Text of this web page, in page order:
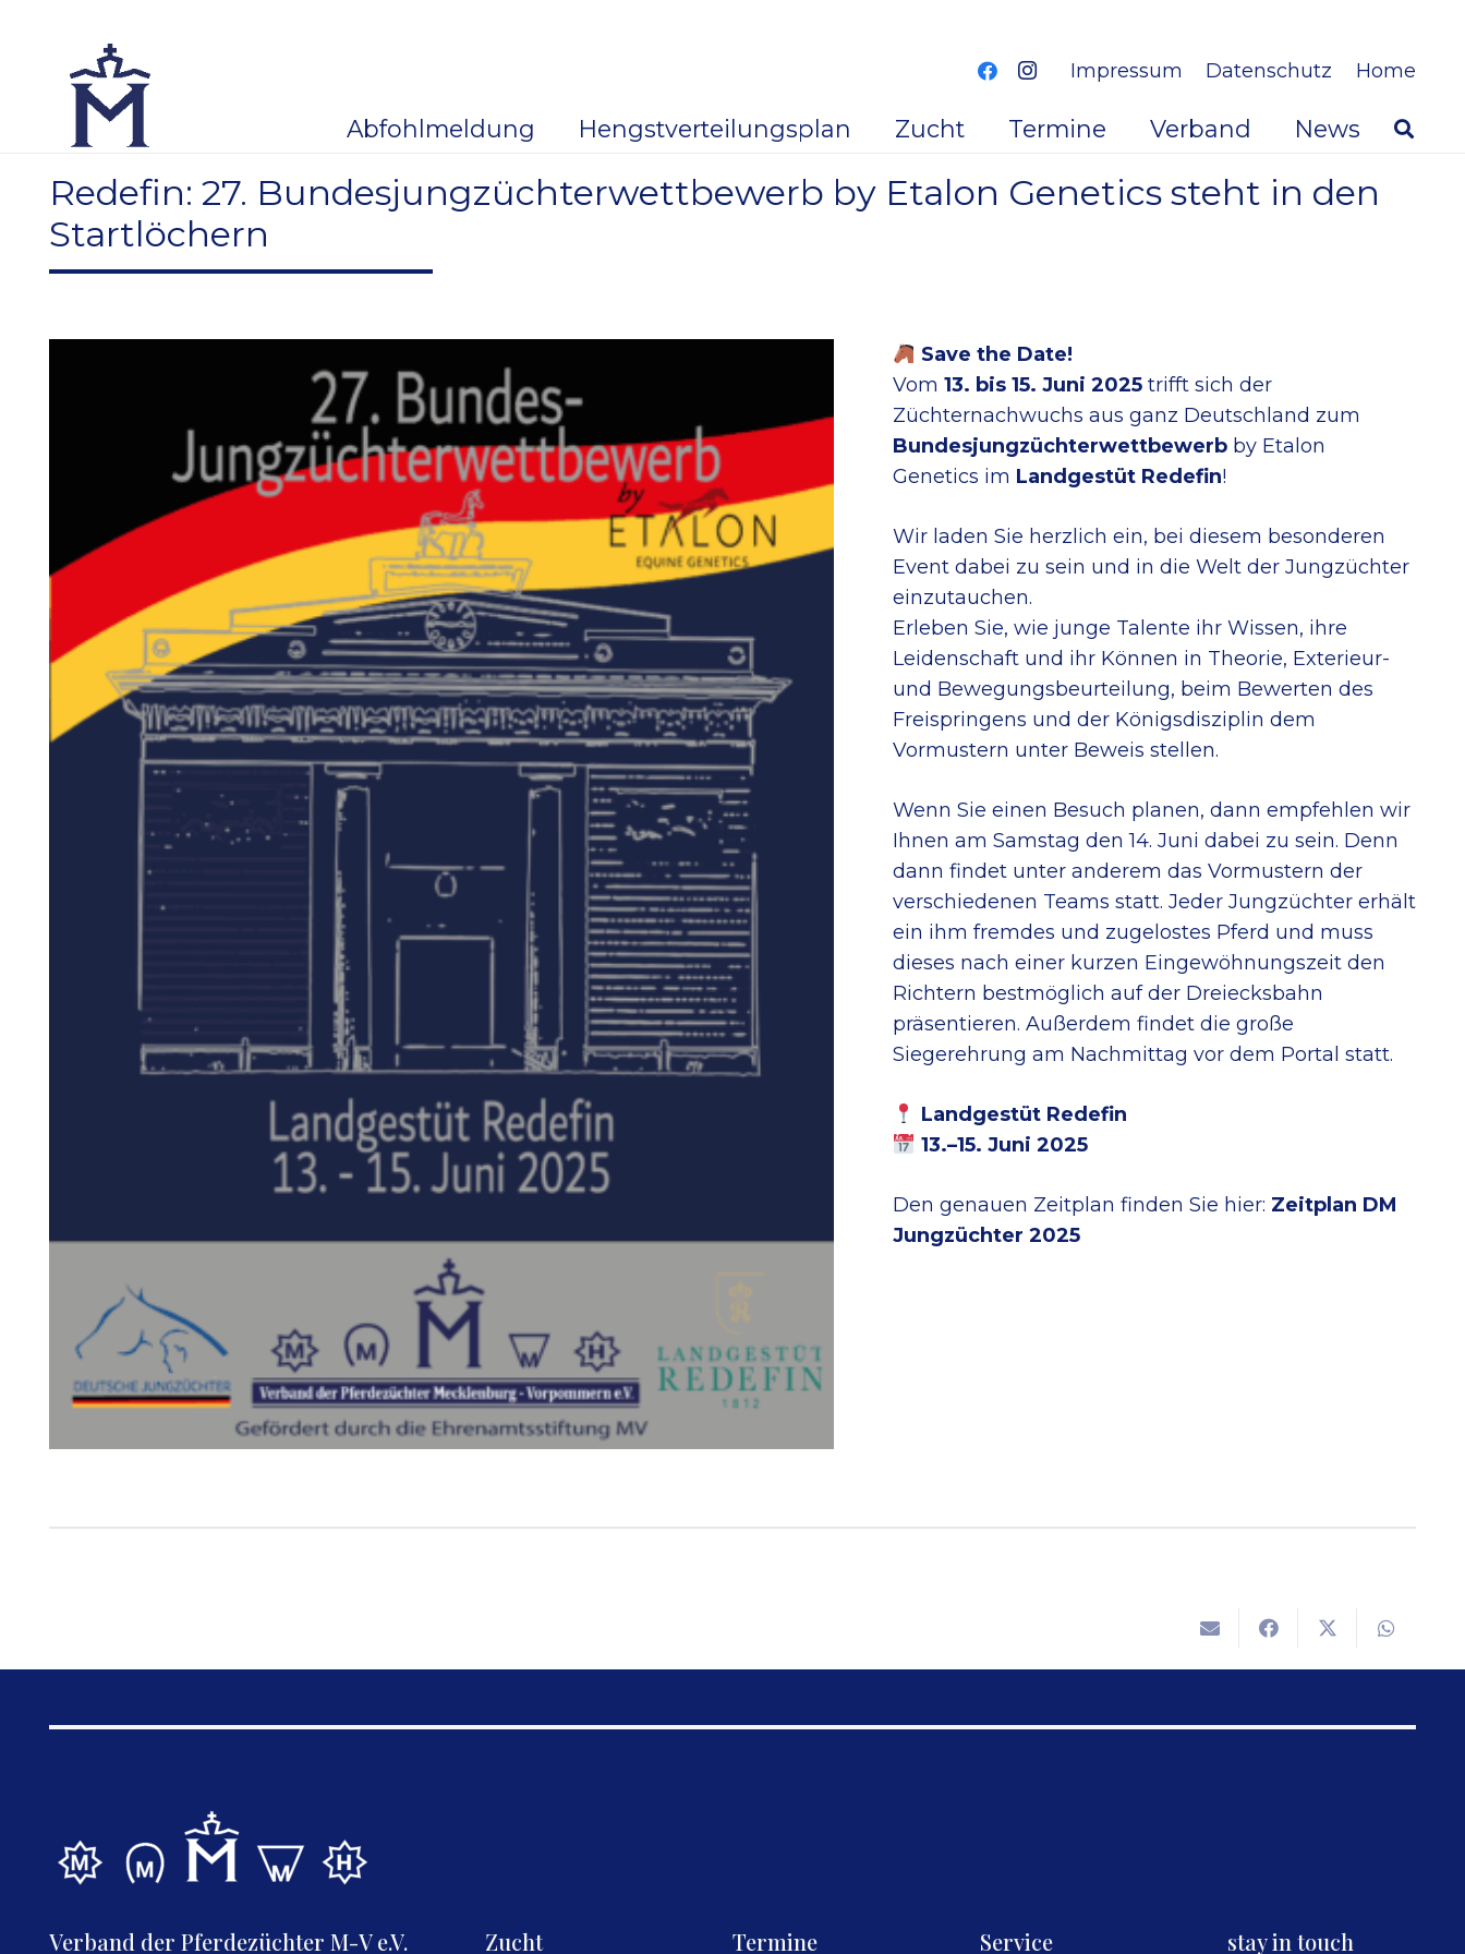
Impressum Datenschutz Home
Abfohlmeldung Hengstverteilungsplan Zucht Termine Verband News
Redefin: 27. Bundesjungzüchterwettbewerb by Etalon Genetics steht in den
Startlöchern
Save the Date!
Vom 13. bis 15. Juni 2025 trifft sich der
Züchternachwuchs aus ganz Deutschland zum
Bundesjungzüchterwettbewerb by Etalon
Genetics im Landgestüt Redefin!
Wir laden Sie herzlich ein, bei diesem besonderen
Event dabei zu sein und in die Welt der Jungzüchter
einzutauchen.
Erleben Sie, wie junge Talente ihr Wissen, ihre
Leidenschaft und ihr Können in Theorie, Exterieur-
und Bewegungsbeurteilung, beim Bewerten des
Freispringens und der Königsdisziplin dem
Vormustern unter Beweis stellen.
Wenn Sie einen Besuch planen, dann empfehlen wir
Ihnen am Samstag den 14. Juni dabei zu sein. Denn
dann findet unter anderem das Vormustern der
verschiedenen Teams statt. Jeder Jungzüchter erhält
ein ihm fremdes und zugelostes Pferd und muss
dieses nach einer kurzen Eingewöhnungszeit den
Richtern bestmöglich auf der Dreiecksbahn
präsentieren. Außerdem findet die große
Siegerehrung am Nachmittag vor dem Portal statt.
Landgestüt Redefin
13.–15. Juni 2025
Den genauen Zeitplan finden Sie hier: Zeitplan DM
Jungzüchter 2025
Verband der Pferdezüchter M-V e.V. Zucht Termine Service stay in touch